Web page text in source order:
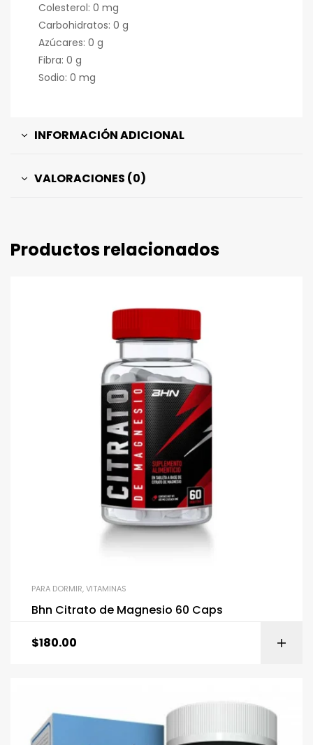
Colesterol: 0 mg
Carbohidratos: 0 g
Azúcares: 0 g
Fibra: 0 g
Sodio: 0 mg
INFORMACIÓN ADICIONAL
VALORACIONES (0)
Productos relacionados
PARA DORMIR,VITAMINAS
Bhn Citrato de Magnesio 60 Caps
$180.00